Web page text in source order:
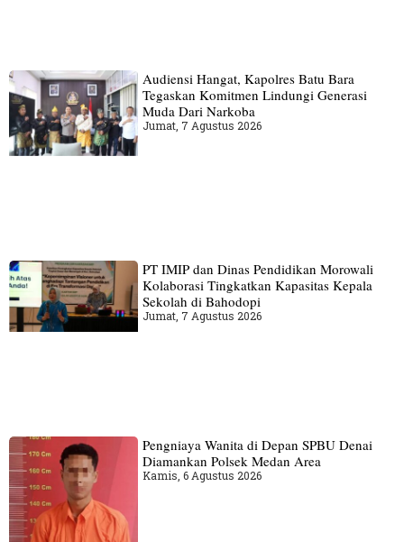
Audiensi Hangat, Kapolres Batu Bara
Tegaskan Komitmen Lindungi Generasi
Muda Dari Narkoba
Jumat, 7 Agustus 2026
PT IMIP dan Dinas Pendidikan Morowali
Kolaborasi Tingkatkan Kapasitas Kepala
Sekolah di Bahodopi
Jumat, 7 Agustus 2026
Pengniaya Wanita di Depan SPBU Denai
Diamankan Polsek Medan Area
Kamis, 6 Agustus 2026